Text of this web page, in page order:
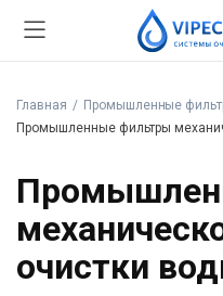
Главная
Промышленные
Промышленные фильтры
очистки